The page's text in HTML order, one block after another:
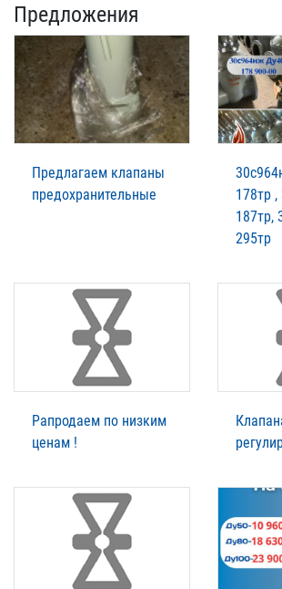
Предложения
Предлагаем клапаны
предохранительные
178тр
187тр,
295тр
Рапродаем по низким
ценам !